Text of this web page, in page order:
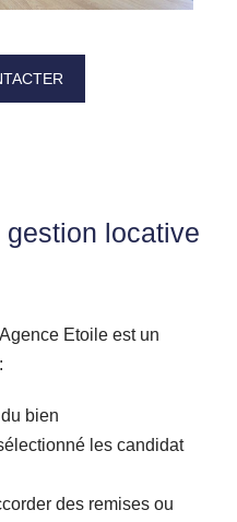
locative
Etoile est un
bien
les candidat
des remises ou